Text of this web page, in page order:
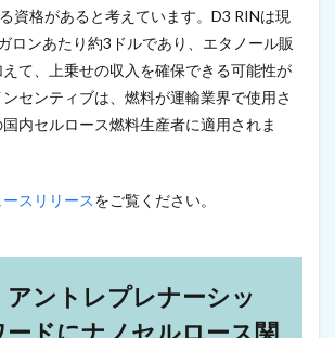
資格があると考えています。D3 RINは現
ロンあたり約3ドルであり、エタノール販
て、上乗せの収入を確保できる可能性が
センティブは、燃料が運輸業界で使用さ
内セルロース燃料生産者に適用されま
ースリリースをご覧ください。
アントレプレナーシッ